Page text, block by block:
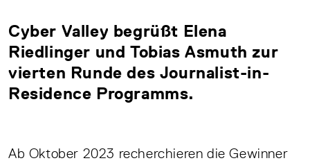
Cyber Valley begrüßt Elena
Riedlinger und Tobias Asmuth zur
vierten Runde des Journalist-in-
Residence Programms.
Ab Oktober 2023 recherchieren die Gewinner